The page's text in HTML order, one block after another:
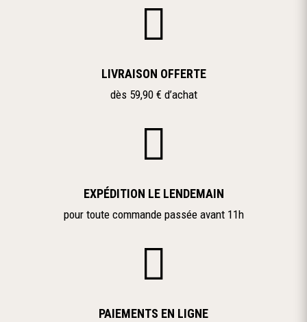

LIVRAISON OFFERTE
dès 59,90 € d’achat

EXPÉDITION LE LENDEMAIN
pour toute commande passée avant 11h

PAIEMENTS EN LIGNE